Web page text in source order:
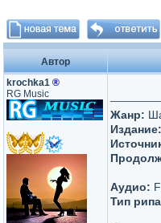
Автор
krochka1 ®
RG Music
Жанр:
Издание:
Аудио:
Тип